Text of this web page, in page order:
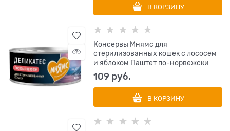
В КОРЗИНУ
Консервы Мнямс для
стерилизованных кошек с лососем
и яблоком Паштет по-норвежски
109 руб.
В КОРЗИНУ